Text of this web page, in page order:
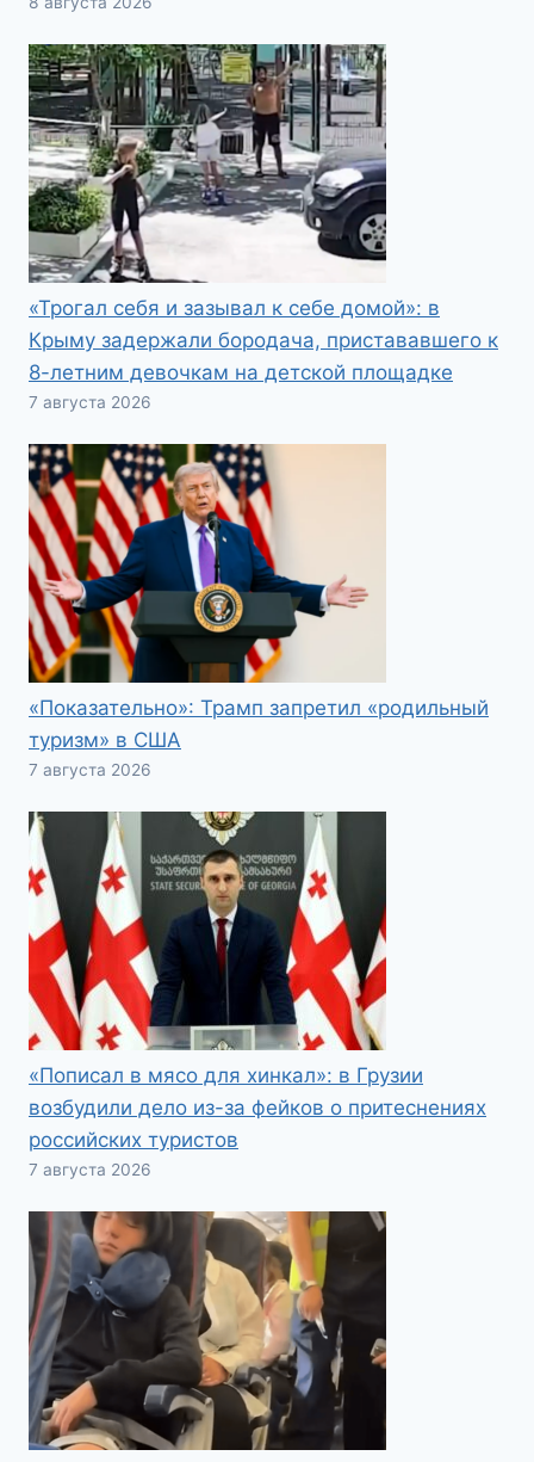
«Трогал себя и зазывал к себе домой»: в
Крыму задержали бородача, пристававшего к
8-летним девочкам на детской площадке
7 августа 2026
«Показательно»: Трамп запретил «родильный
туризм» в США
7 августа 2026
«Пописал в мясо для хинкал»: в Грузии
возбудили дело из-за фейков о притеснениях
российских туристов
7 августа 2026